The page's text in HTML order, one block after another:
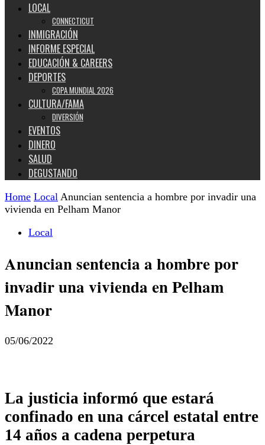
LOCAL
CONNECTICUT
INMIGRACIÓN
INFORME ESPECIAL
EDUCACIÓN & CAREERS
DEPORTES
COPA MUNDIAL 2026
CULTURA/FAMA
DIVERSIÓN
EVENTOS
DINERO
SALUD
DEGUSTANDO
Home Local Anuncian sentencia a hombre por invadir una
vivienda en Pelham Manor
Local
Anuncian sentencia a hombre por
invadir una vivienda en Pelham
Manor
05/06/2022
La justicia informó que estará
confinado en una cárcel estatal entre
14 años a cadena perpetura